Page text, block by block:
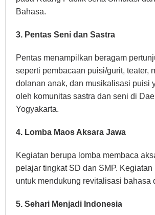
Bahasa.
3. Pentas Seni dan Sastra
Pentas menampilkan beragam
seperti pembacaan puisi/gurit, teater,
dolanan anak, dan musikalisasi puisi
oleh komunitas sastra dan seni di
Yogyakarta.
4. Lomba Maos Aksara Jawa
Kegiatan berupa lomba membaca
pelajar tingkat SD dan SMP. Kegiatan
untuk mendukung revitalisasi bahasa
5. Sehari Menjadi Indonesia